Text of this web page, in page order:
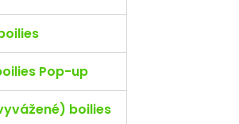
Pop-up
boilies